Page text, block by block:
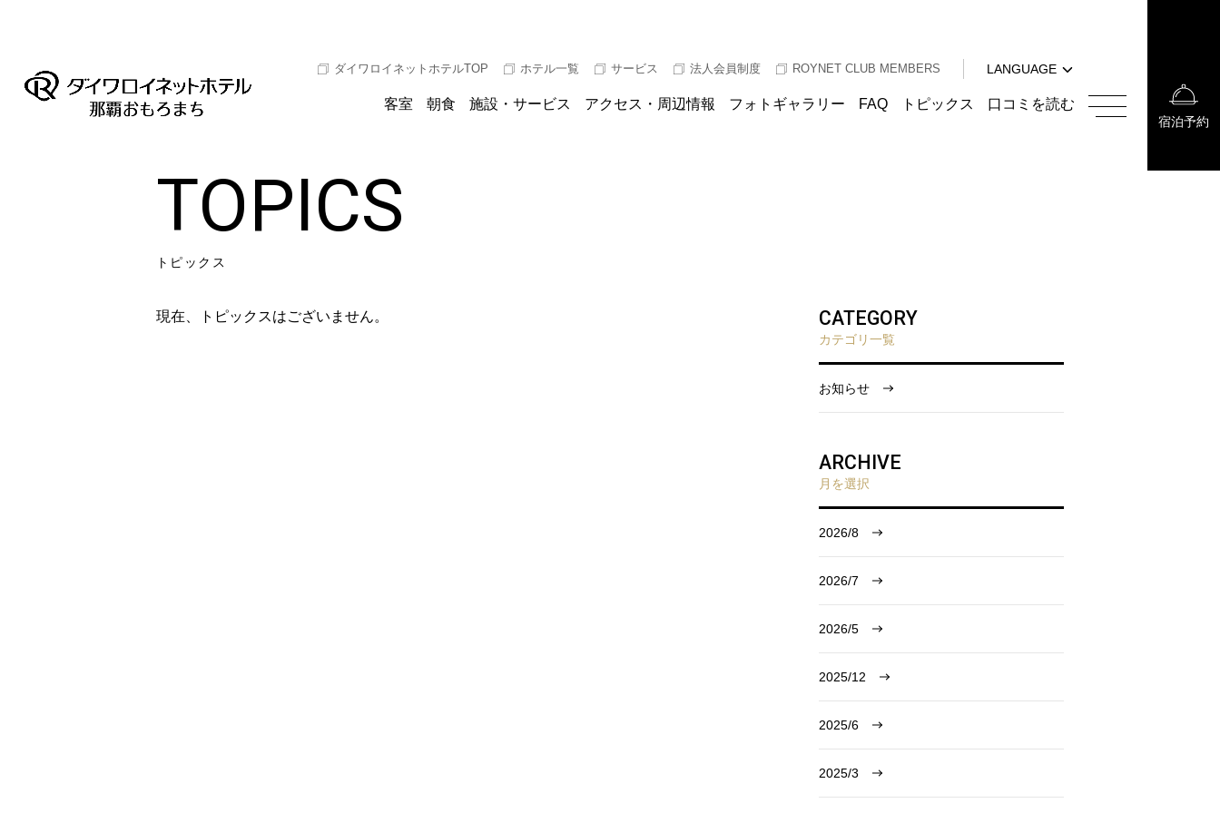
ダイワロイネットホテルTOP ホテル一覧 サービス 法人会員制度 ROYNET CLUB MEMBERS
LANGUAGE
English
客室 朝食 施設・サービス アクセス・周辺情報 フォトギャラリー FAQ トピックス 口コミを読む
TOPICS
トピックス
現在、トピックスはございません。 CATEGORY
カテゴリ一覧
お知らせ
ARCHIVE
月を選択
2026/8
2026/7
2026/5
2025/12
2025/6
2025/3
한국어
宿泊予約